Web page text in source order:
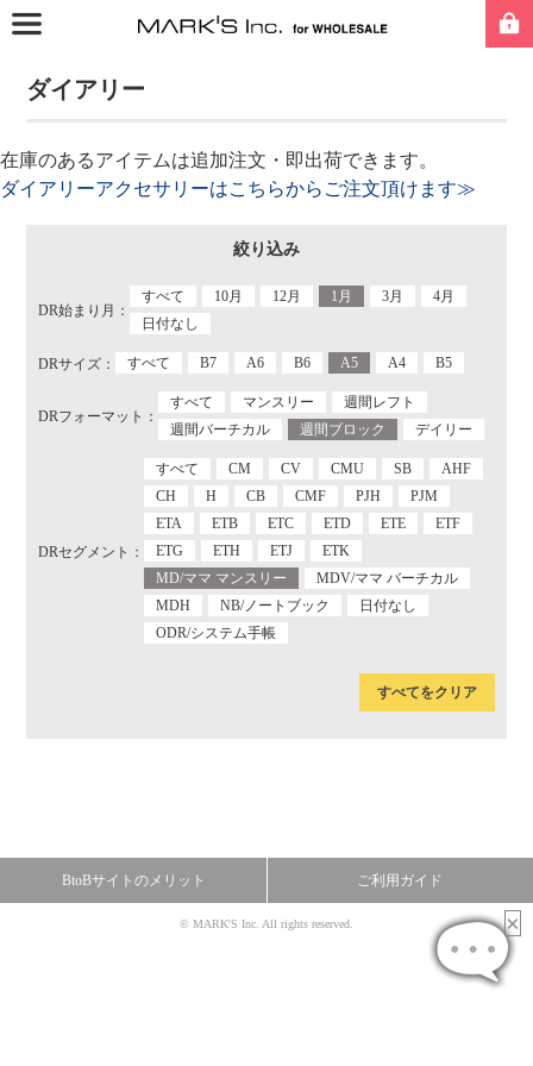
ダイアリー
在庫のあるアイテムは追加注文・即出荷できます。
ダイアリーアクセサリーはこちらからご注文頂けます≫
絞り込み
DR始まり月：
すべて 10月 12月 1月 3月
4月
日付なし
DRサイズ： すべて B7 A6 B6 A5 A4 B5
DRフォーマット：
すべて マンスリー
週間レフト
週間バーチカル
週間ブロック デイリー
DRセグメント：
すべて CM CV CMU SB
AHF
CH
H CB CMF PJH
PJM
ETA
ETB ETC ETD ETE
ETF
ETG
ETH ETJ
ETK
MD/ママ マンスリー
MDV/ママ バーチカル
MDH
NB/ノートブック
日付なし
ODR/システム手帳
すべてをクリア
BtoBサイトのメリット ご利用ガイド
© MARK'S Inc. All rights reserved.